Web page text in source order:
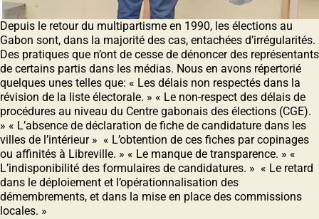
Depuis le retour du multipartisme en 1990, les élections au
Gabon sont, dans la majorité des cas, entachées d’irrégularités.
Des pratiques que n’ont de cesse de dénoncer des représentants
de certains partis dans les médias. Nous en avons répertorié
quelques unes telles que: « Les délais non respectés dans la
révision de la liste électorale. » « Le non-respect des délais de
procédures au niveau du Centre gabonais des élections (CGE).
» « L’absence de déclaration de fiche de candidature dans les
villes de l’intérieur » « L’obtention de ces fiches par copinages
ou affinités à Libreville. » « Le manque de transparence. » «
L’indisponibilité des formulaires de candidatures. » « Le retard
dans le déploiement et l’opérationnalisation des
démembrements, et dans la mise en place des commissions
locales. »